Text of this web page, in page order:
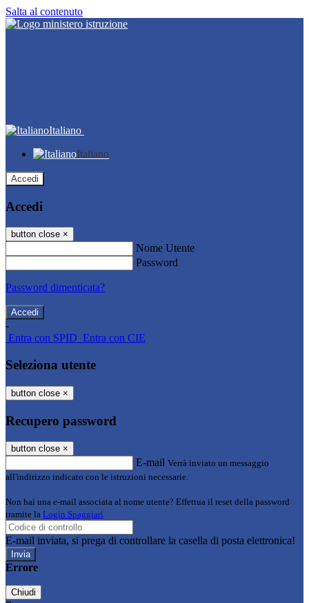
Salta al contenuto
Italiano
Italiano
Accedi
Accedi
button close ×
Nome Utente
Password
Password dimenticata?
-
Entra con SPID Entra con CIE
Seleziona utente
button close ×
Recupero password
button close ×
E-mail Verrà inviato un messaggio
all'indirizzo indicato con le istruzioni necessarie.
Non hai una e-mail associata al nome utente? Effettua il reset della password
tramite la Login Spaggiari
E-mail inviata, si prega di controllare la casella di posta elettronica!
Errore
Chiudi